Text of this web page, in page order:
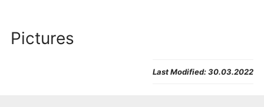
Pictures
Last Modified:30.03.2022